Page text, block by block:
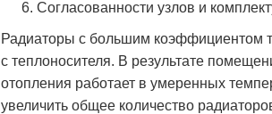
Согласованности узлов и
Радиаторы с большим коэффициентом
с теплоносителя. В результате
отопления работает в умеренных
увеличить общее количество